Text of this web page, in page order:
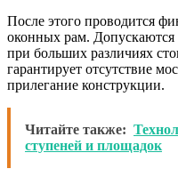
После этого проводится
оконных рам. Допускаются
при больших различиях
гарантирует отсутствие
прилегание конструкции.
Читайте также:
ступеней и площадок